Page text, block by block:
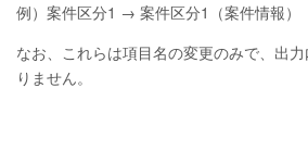
例）案件区分1 → 案件区分1（案件情報）
なお、これらは項目名の変更のみで、出
りません。